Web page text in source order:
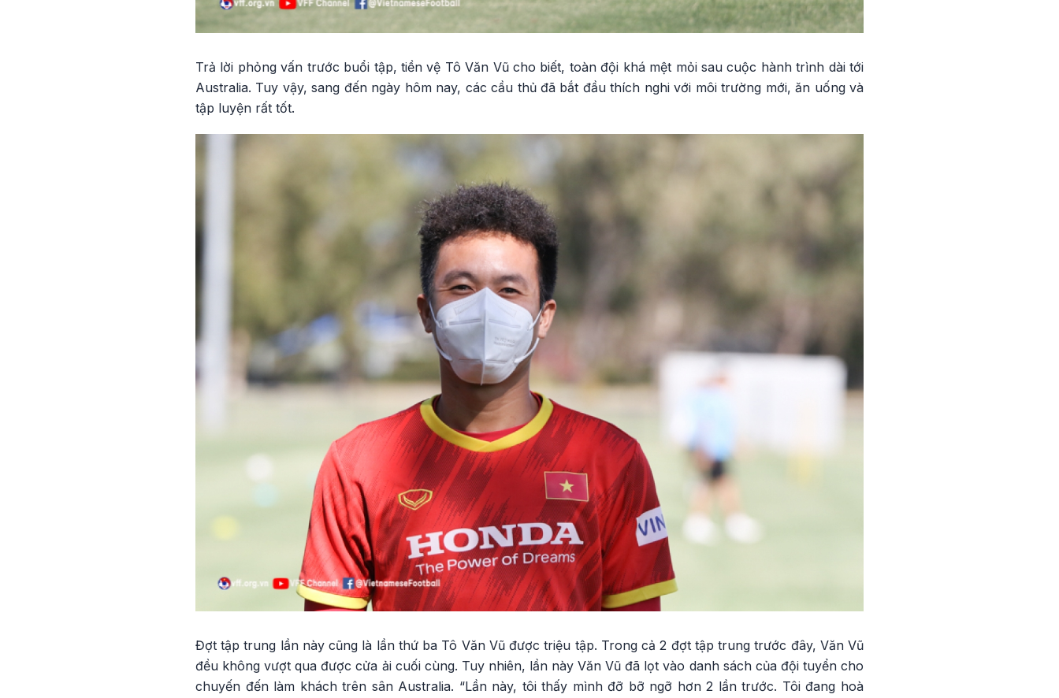
Trả lời phỏng vấn trước buổi tập, tiền vệ Tô Văn Vũ cho biết, toàn đội khá mệt mỏi sau cuộc hành trình dài tới
Australia. Tuy vậy, sang đến ngày hôm nay, các cầu thủ đã bắt đầu thích nghi với môi trường mới, ăn uống và
tập luyện rất tốt.
Đợt tập trung lần này cũng là lần thứ ba Tô Văn Vũ được triệu tập. Trong cả 2 đợt tập trung trước đây, Văn Vũ
đều không vượt qua được cửa ải cuối cùng. Tuy nhiên, lần này Văn Vũ đã lọt vào danh sách của đội tuyển cho
chuyến đến làm khách trên sân Australia. “Lần này, tôi thấy mình đỡ bỡ ngỡ hơn 2 lần trước. Tôi đang hoà